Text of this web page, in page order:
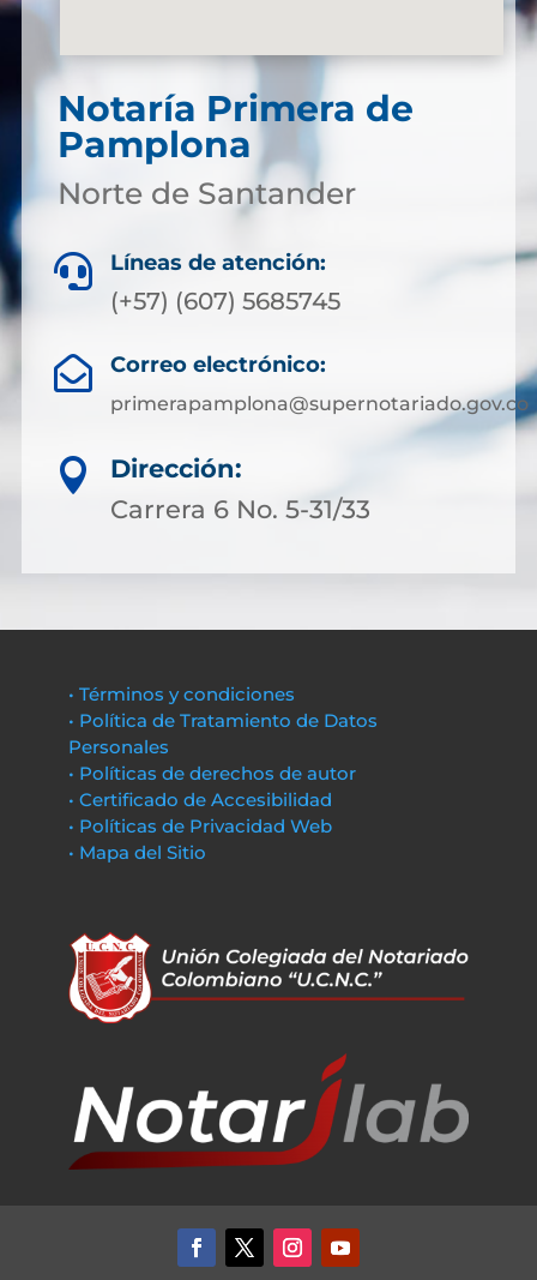
Notaría Primera de
Pamplona
Norte de Santander
 Líneas de atención:
(+57) (607) 5685745
 Correo electrónico:
primerapamplona@supernotariado.gov.co

Dirección:
Carrera 6 No. 5-31/33
• Términos y condiciones
• Política de Tratamiento de Datos
Personales
• Políticas de derechos de autor
• Certificado de Accesibilidad
• Políticas de Privacidad Web
• Mapa del Sitio